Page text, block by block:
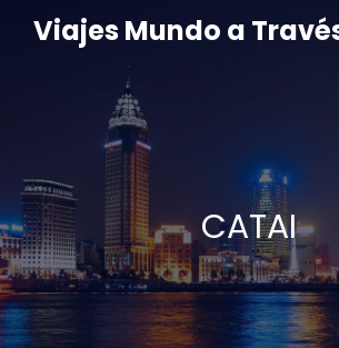
Viajes Mundo a
CATAI